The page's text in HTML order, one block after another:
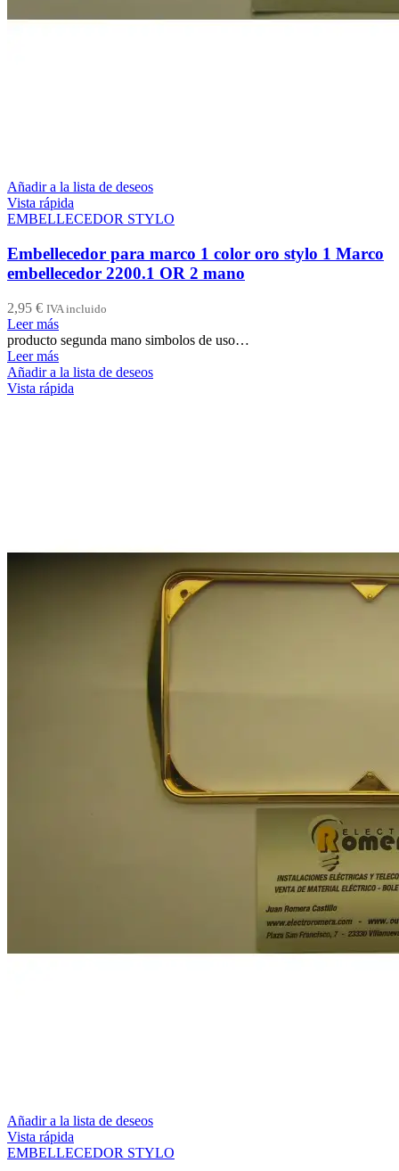
Añadir a la lista de deseos
Vista rápida
EMBELLECEDOR STYLO
Embellecedor para marco 1 color oro stylo 1 Marco
embellecedor 2200.1 OR 2 mano
2,95 € IVA incluido
Leer más
producto segunda mano simbolos de uso…
Leer más
Añadir a la lista de deseos
Vista rápida
Añadir a la lista de deseos
Vista rápida
EMBELLECEDOR STYLO